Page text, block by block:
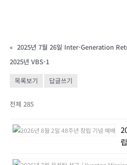
« 2025년 7월 26일 Inter-Generation
2025년 VBS-1
목록보기 답글쓰기
전체 285